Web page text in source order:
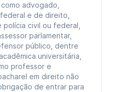
advogado,
e de direito,
civil ou federal,
parlamentar,
público, dentre
universitária,
professor e
em direito não
de entrar para